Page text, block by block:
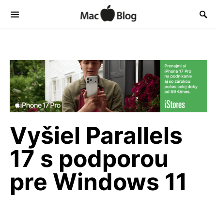
Vyšiel Parallels
17 s podporou
pre Windows 11